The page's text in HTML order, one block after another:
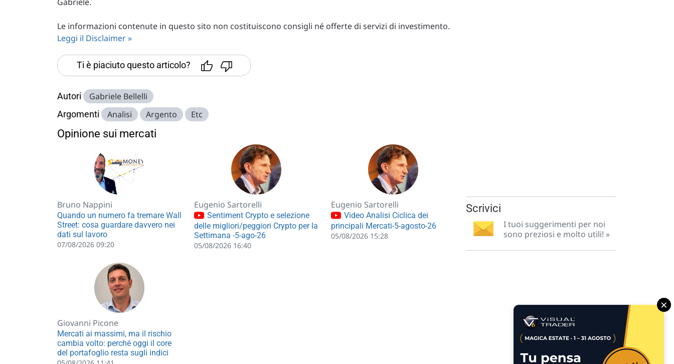
Le informazioni contenute in questo sito non costituiscono consigli né offerte di servizi di investimento.
Leggi il Disclaimer »
Ti è piaciuto questo articolo?
Autori Gabriele Bellelli
Argomenti Analisi Argento Etc
Opinione sui mercati
Bruno Nappini
Quando un numero fa tremare Wall
Street: cosa guardare davvero nei
dati sul lavoro
07/08/2026 09:20
Eugenio Sartorelli
Sentiment Crypto e selezione
delle migliori/peggiori Crypto per la
Settimana -5-ago-26
05/08/2026 16:40
Eugenio Sartorelli
Video Analisi Ciclica dei
principali Mercati-5-agosto-26
05/08/2026 15:28
Giovanni Picone
Mercati ai massimi, ma il rischio
cambia volto: perché oggi il core
del portafoglio resta sugli indici
Scrivici
I tuoi suggerimenti per noi
sono preziosi e molto utili! »
×